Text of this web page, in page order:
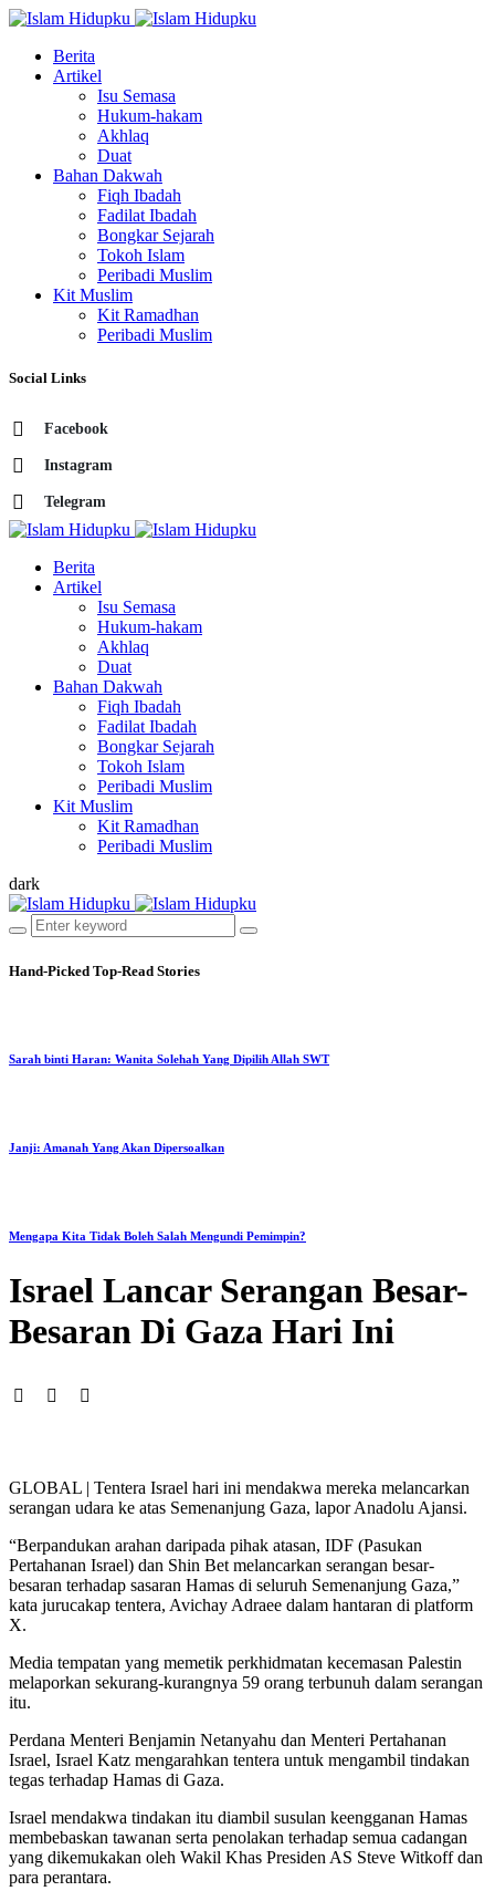
Berita
Artikel
Isu Semasa
Hukum-hakam
Akhlaq
Duat
Bahan Dakwah
Fiqh Ibadah
Fadilat Ibadah
Bongkar Sejarah
Tokoh Islam
Peribadi Muslim
Kit Muslim
Kit Ramadhan
Peribadi Muslim
Social Links
Facebook
Instagram
Telegram
Berita
Artikel
Isu Semasa
Hukum-hakam
Akhlaq
Duat
Bahan Dakwah
Fiqh Ibadah
Fadilat Ibadah
Bongkar Sejarah
Tokoh Islam
Peribadi Muslim
Kit Muslim
Kit Ramadhan
Peribadi Muslim
dark
Hand-Picked Top-Read Stories
Sarah binti Haran: Wanita Solehah Yang Dipilih Allah SWT
Janji: Amanah Yang Akan Dipersoalkan
Mengapa Kita Tidak Boleh Salah Mengundi Pemimpin?
Israel Lancar Serangan Besar-
Besaran Di Gaza Hari Ini
GLOBAL | Tentera Israel hari ini mendakwa mereka melancarkan
serangan udara ke atas Semenanjung Gaza, lapor Anadolu Ajansi.
“Berpandukan arahan daripada pihak atasan, IDF (Pasukan
Pertahanan Israel) dan Shin Bet melancarkan serangan besar-
besaran terhadap sasaran Hamas di seluruh Semenanjung Gaza,”
kata jurucakap tentera, Avichay Adraee dalam hantaran di platform
X.
Media tempatan yang memetik perkhidmatan kecemasan Palestin
melaporkan sekurang-kurangnya 59 orang terbunuh dalam serangan
itu.
Perdana Menteri Benjamin Netanyahu dan Menteri Pertahanan
Israel, Israel Katz mengarahkan tentera untuk mengambil tindakan
tegas terhadap Hamas di Gaza.
Israel mendakwa tindakan itu diambil susulan keengganan Hamas
membebaskan tawanan serta penolakan terhadap semua cadangan
yang dikemukakan oleh Wakil Khas Presiden AS Steve Witkoff dan
para perantara.